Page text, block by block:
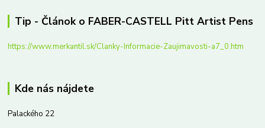
Tip - Článok o FABER-CASTELL Pitt Artist Pens
https://www.merkantil.sk/Clanky-Informacie-Zaujimavosti-a7_0.htm
Kde nás nájdete
Palackého 22